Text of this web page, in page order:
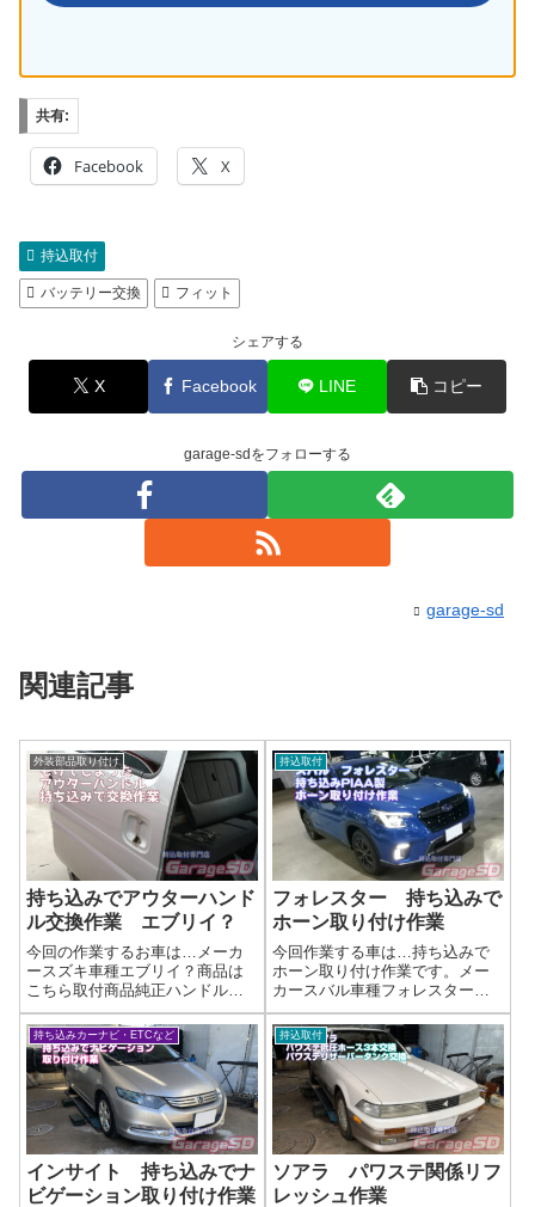
共有:
Facebook X
持込取付
バッテリー交換 フィット
シェアする
X Facebook LINE コピー
garage-sdをフォローする
garage-sd
関連記事
外装部品取り付け
持ち込みでアウターハンド
ル交換作業 エブリイ？
今回の作業するお車は…メーカ
ースズキ車種エブリイ？商品は
こちら取付商品純正ハンドル完
了画像純正なので、交換すれば
完了('ω')ノ🚗 外装ドレスアッ
プ・持ち込みパーツ施工のご案
内当店では、お客様がご自身で
選ばれた 持ち込みパーツ を使っ
た外装...
持込取付
フォレスター 持ち込みで
ホーン取り付け作業
今回作業する車は…持ち込みで
ホーン取り付け作業です。メー
カースバル車種フォレスター取
付商品はこちら 今回取付する商
品は…PIAA製 SPORTS HORN
取り付けハーネスもお持ち込み
です。作業写真基本的には純正
ホーンがある場所に取り付けま
す...
持ち込みカーナビ・ETCなど
インサイト 持ち込みでナ
ビゲーション取り付け作業
持込取付
ソアラ パワステ関係リフ
レッシュ作業